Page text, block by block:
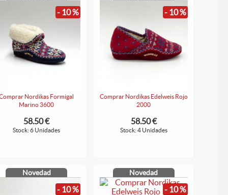
- 10 %
Nordikas Formigal
Marino 3600
58.50 €
Stock: 6 Unidades
- 10 %
Comprar Nordikas Edelweis Rojo
2000
58.50 €
Stock: 4 Unidades
Novedad
- 10 %
Novedad
- 10 %